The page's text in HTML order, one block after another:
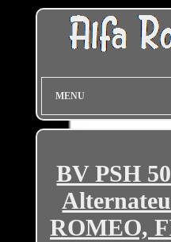
MENU
BV PSH
ROMEO,